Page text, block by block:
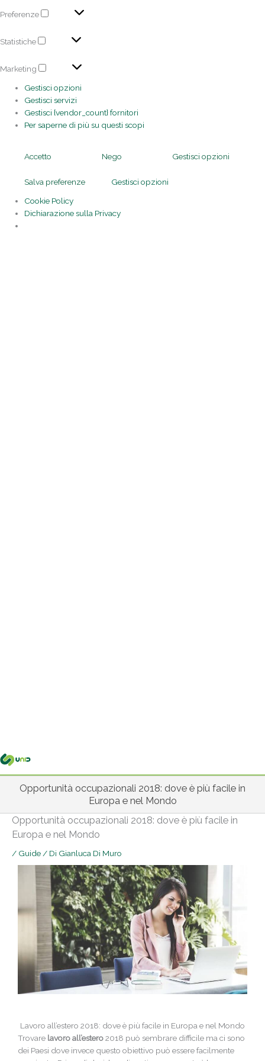
Preferenze
Statistiche
Marketing
Gestisci opzioni
Gestisci servizi
Gestisci {vendor_count} fornitori
Per saperne di più su questi scopi
Accetto Nego Gestisci opzioni
Salva preferenze
Gestisci opzioni
Cookie Policy
Dichiarazione sulla Privacy
Opportunità occupazionali 2018: dove è più facile in
Europa e nel Mondo
Opportunità occupazionali 2018: dove è più facile in
Europa e nel Mondo
/ Guide/ Di Gianluca Di Muro
Lavoro all’estero 2018: dove è più facile in Europa e nel Mondo
Trovare lavoro all’estero2018 può sembrare difficile ma ci sono
dei Paesi dove invece questo obiettivo può essere facilmente